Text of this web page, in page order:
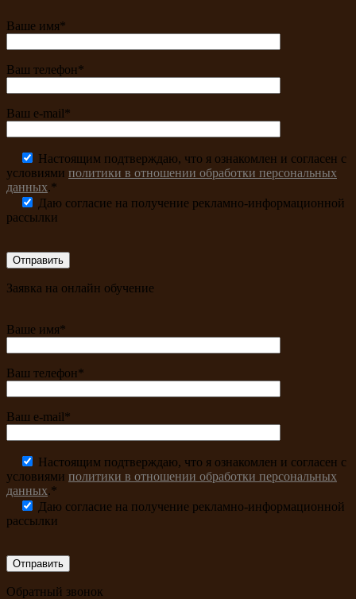
Ваше имя*
Ваш телефон*
Ваш e-mail*
Настоящим подтверждаю, что я ознакомлен и согласен с
условиями политики в отношении обработки персональных
данных.*
Даю согласие на получение рекламно-информационной
рассылки
Заявка на онлайн обучение
Ваше имя*
Ваш телефон*
Ваш e-mail*
Настоящим подтверждаю, что я ознакомлен и согласен с
условиями политики в отношении обработки персональных
данных.*
Даю согласие на получение рекламно-информационной
рассылки
Обратный звонок